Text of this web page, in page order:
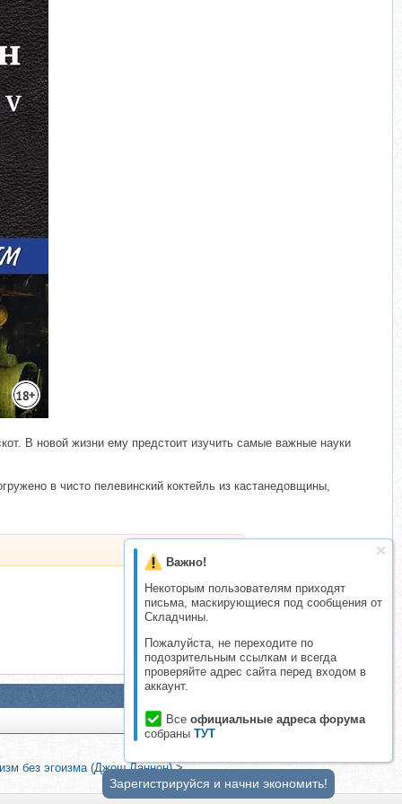
Важно!
Некоторым пользователям приходят
письма, маскирующиеся под сообщения от
Складчины.
Пожалуйста, не переходите по
подозрительным ссылкам и всегда
проверяйте адрес сайта перед входом в
аккаунт.
Все официальные адреса форума
собраны ТУТ
В новой жизни ему предстоит изучить самые важные науки
в чисто пелевинский коктейль из кастанедовщины,
без эгоизма (Джош Ланнон)>
Зарегистрируйся и начни экономить!